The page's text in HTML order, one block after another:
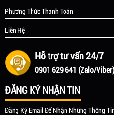
Phương Thức Thanh Toán
Liên Hệ
Hỗ trợ tư vấn 24/7
0901 629 641 (Zalo/Viber)
ĐĂNG KÝ NHẬN TIN
Đăng Ký Email Để Nhận Những Thông